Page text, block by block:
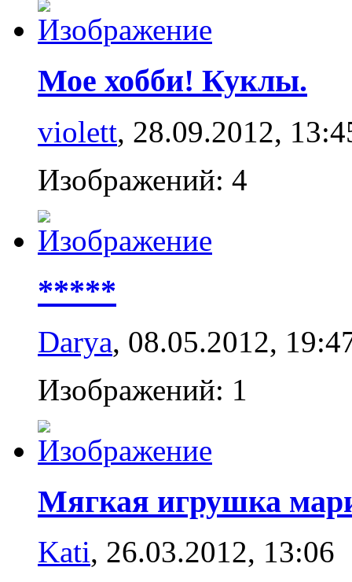
Мое хобби! Куклы.
violett, 28.09.2012,
Изображений: 4
*****
Darya, 08.05.2012,
Изображений: 1
Мягкая игрушка
Kati, 26.03.2012, 13:06